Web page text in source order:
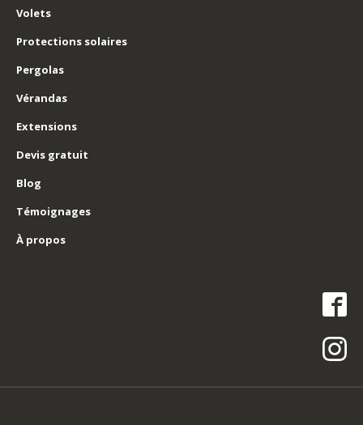
Volets
Protections solaires
Pergolas
Vérandas
Extensions
Devis gratuit
Blog
Témoignages
À propos